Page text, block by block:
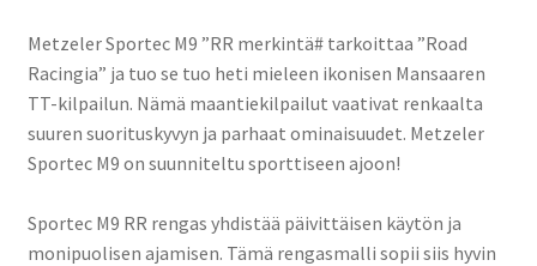
Metzeler Sportec M9 ”RR merkintä# tarkoittaa ”Road
Racingia” ja tuo se tuo heti mieleen ikonisen Mansaaren
TT-kilpailun. Nämä maantiekilpailut vaativat renkaalta
suuren suorituskyvyn ja parhaat ominaisuudet. Metzeler
Sportec M9 on suunniteltu sporttiseen ajoon!
Sportec M9 RR rengas yhdistää päivittäisen käytön ja
monipuolisen ajamisen. Tämä rengasmalli sopii siis hyvin